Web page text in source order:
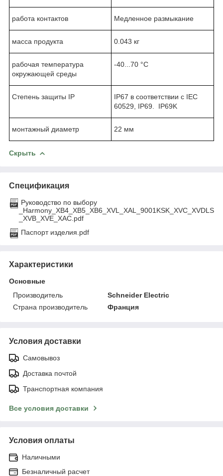
работа контактов Медленное размыкание
масса продукта 0.043 кг
рабочая температура
окружающей среды
-40...70 °C
Степень защиты IP
IP67 в соответствии с IEC
60529, IP69. IP69K
монтажный диаметр 22 мм
Скрыть
Спецификация
Руководство по выбору
_Harmony_XB4_XB5_XB6_XVL_XAL_9001KSK_XVC_XVDLS
_XVB_XVE_XAC.pdf
Паспорт изделия.pdf
Характеристики
Основные
Производитель
Schneider Electric
Страна производитель
Франция
Условия доставки
Самовывоз
Доставка почтой
Транспортная компания
Все условия доставки
Условия оплаты
Наличными
Безналичный расчет